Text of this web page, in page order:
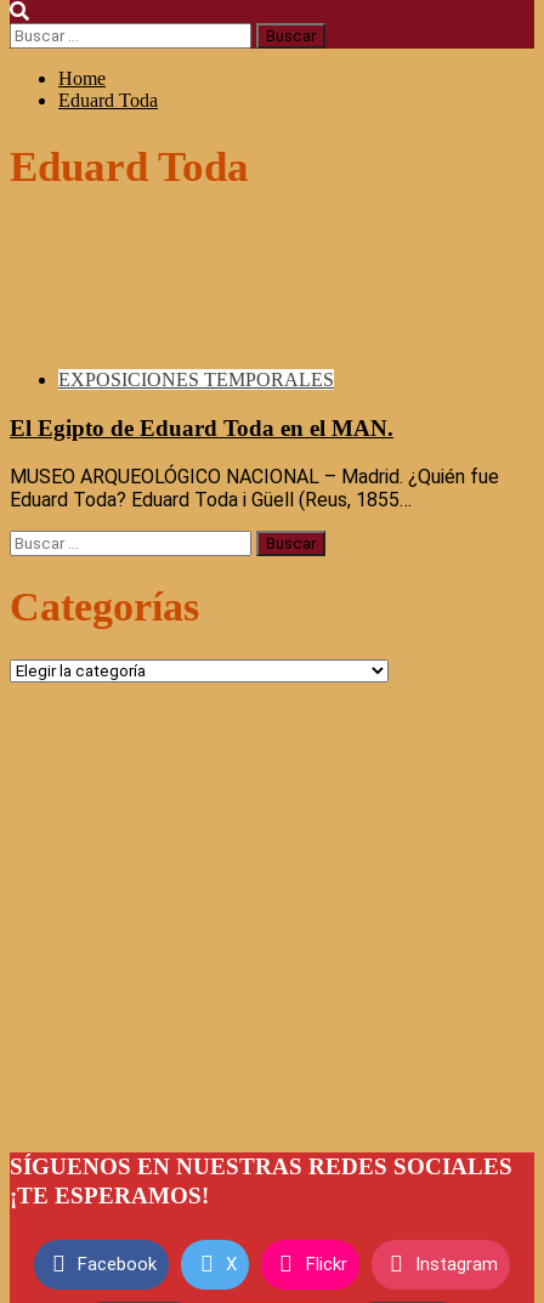
Buscar:
Home
Eduard Toda
Eduard Toda
EXPOSICIONES TEMPORALES
El Egipto de Eduard Toda en el MAN.
MUSEO ARQUEOLÓGICO NACIONAL – Madrid. ¿Quién fue
Eduard Toda? Eduard Toda i Güell (Reus, 1855…
Buscar:
Categorías
Categorías
SÍGUENOS EN NUESTRAS REDES SOCIALES
¡TE ESPERAMOS!
Facebook X Flickr Instagram